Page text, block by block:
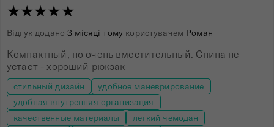
★★★★★
Відгук додано3 місяці тому користувачем Роман
Компактный, но очень вместительный. Спина не
устает - хороший рюкзак
стильный дизайн
удобное маневрирование
удобная внутренняя организация
качественные материалы
легкий чемодан